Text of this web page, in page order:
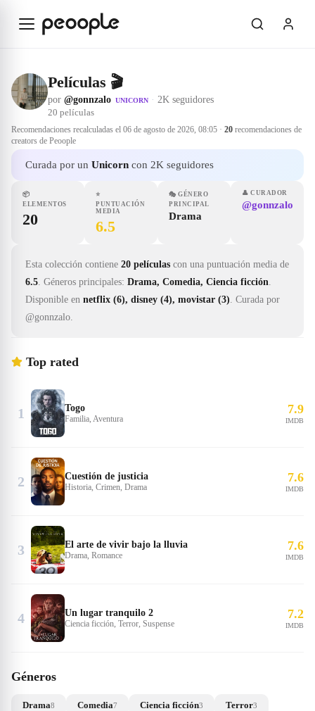
Películas 🎬
por @gonnzalo UNICORN · 2K seguidores
20 películas
Recomendaciones recalculadas el 06 de agosto de 2026, 08:05 · 20 recomendaciones de
creators de Peoople
Curada por un Unicorn con 2K seguidores
📦
ELEMENTOS
20
⭐
PUNTUACIÓN
MEDIA
6.5
🎭 GÉNERO
PRINCIPAL
Drama
👤 CURADOR
@gonnzalo
Esta colección contiene 20 películas con una puntuación media de
6.5. Géneros principales: Drama, Comedia, Ciencia ficción.
Disponible en netflix (6), disney (4), movistar (3). Curada por
@gonnzalo.
Top rated
1 Togo
Familia, Aventura
7.9
IMDB
2 Cuestión de justicia
Historia, Crimen, Drama
7.6
IMDB
3 El arte de vivir bajo la lluvia
Drama, Romance
7.6
IMDB
4 Un lugar tranquilo 2
Ciencia ficción, Terror, Suspense
7.2
IMDB
Géneros
Drama8 Comedia7 Ciencia ficción3 Terror3